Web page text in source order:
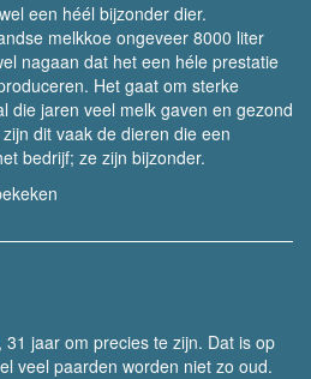
een héél bijzonder dier.
melkkoe ongeveer 8000 liter
nagaan dat het een héle prestatie
Het gaat om sterke
die jaren veel melk gaven en gezond
dit vaak de dieren die een
bedrijf; ze zijn bijzonder.
jaar om precies te zijn. Dat is op
veel paarden worden niet zo oud.